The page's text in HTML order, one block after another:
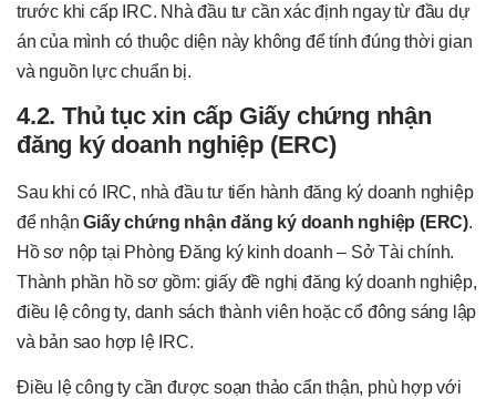
trước khi cấp IRC. Nhà đầu tư cần xác định ngay từ đầu dự
án của mình có thuộc diện này không để tính đúng thời gian
và nguồn lực chuẩn bị.
4.2. Thủ tục xin cấp Giấy chứng nhận
đăng ký doanh nghiệp (ERC)
Sau khi có IRC, nhà đầu tư tiến hành đăng ký doanh nghiệp
để nhậnGiấy chứng nhận đăng ký doanh nghiệp (ERC).
Hồ sơ nộp tại Phòng Đăng ký kinh doanh – Sở Tài chính.
Thành phần hồ sơ gồm: giấy đề nghị đăng ký doanh nghiệp,
điều lệ công ty, danh sách thành viên hoặc cổ đông sáng lập
và bản sao hợp lệ IRC.
Điều lệ công ty cần được soạn thảo cẩn thận, phù hợp với